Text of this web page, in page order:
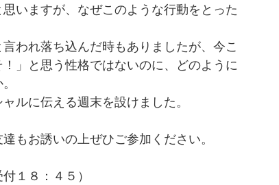
いますが、なぜこのような行動をとった
われ落ち込んだ時もありましたが、今こ
」と思う性格ではないのに、どのように
ルに伝える週末を設けました。
もお誘いの上ぜひご参加ください。
１８：４５）